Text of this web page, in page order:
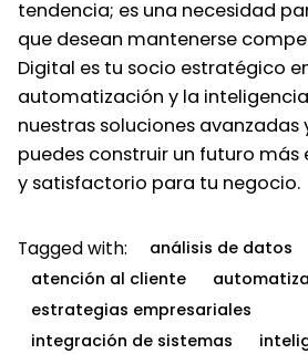
tendencia; es una necesidad
que desean mantenerse
Digital es tu socio estratégico
automatización y la
nuestras soluciones avanzadas
puedes construir un futuro
y satisfactorio para tu negocio.
Tagged with:
análisis de datos
atención al cliente
estrategias empresariales
integración de sistemas